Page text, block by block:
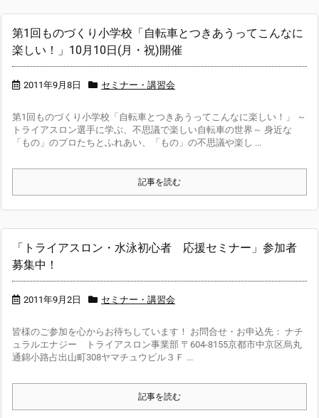
第1回ものづくり小学校「自転車とつきあうってこんなに
楽しい！」10月10日(月・祝)開催
2011年9月8日 セミナー・講習会
第1回ものづくり小学校「自転車とつきあうってこんなに楽しい！」 ～
トライアスロン選手に学ぶ、不思議で楽しい自転車の世界～ 身近な
「もの」のプロたちとふれあい、「もの」の不思議や楽し ...
記事を読む
「トライアスロン・水泳初心者 応援セミナー」参加者
募集中！
2011年9月2日 セミナー・講習会
皆様のご参加を心からお待ちしています！ お問合せ・お申込先： ナチ
ュラルエナジー トライアスロン事業部 〒604-8155京都市中京区烏丸
通錦小路占出山町308ヤマチュウビル３Ｆ ...
記事を読む